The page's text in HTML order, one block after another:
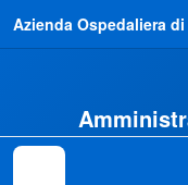
Azienda Ospedaliera